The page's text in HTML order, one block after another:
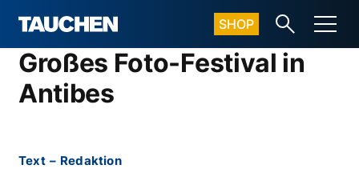
SHOP
Großes Foto-Festival in
Antibes
Text – Redaktion